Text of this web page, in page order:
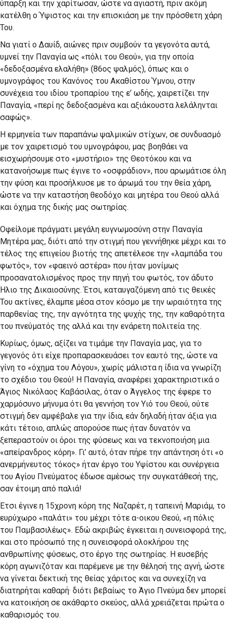
ύπαρξη και την χαρίτωσαν, ώστε να αγιαστή, πριν ακόμη
κατέλθη ο Ύψιστος και την επισκιάση με την πρόσθετη χάρη
Του.
Να γιατί ο Δαυίδ, αιώνες πριν συμβούν τα γεγονότα αυτά,
υμνεί την Παναγία ως «πόλι του Θεού», για την οποία
«δεδοξασμένα ελαλήθη» (86ος ψαλμός), όπως και ο
υμνογράφος του Κανόνος του Ακαθίστου Ύμνου, στην
συνέχεια του ιδίου τροπαρίου της ε’ ωδής, χαιρετίζει την
Παναγία, «περί ης δεδοξασμένα και αξιάκουστα λελάληνται
σαφώς».
Η ερμηνεία των παραπάνω ψαλμικών στίχων, σε συνδυασμό
με τον χαιρετισμό του υμνογράφου, μας βοηθάει να
εισχωρήσουμε στο «μυστήριο» της Θεοτόκου και να
κατανοήσωμε πως έγινε το «οσφράδιον», που αρωμάτισε όλη
την φύση και προσήλκυσε με το άρωμά του την θεία χάρη,
ώστε να την καταστήση θεοδόχο και μητέρα του Θεού αλλά
και όχημα της δικής μας σωτηρίας.
Οφείλομε πράγματι μεγάλη ευγνωμοσύνη στην Παναγία
Μητέρα μας, διότι από την στιγμή που γεννήθηκε μέχρι και το
τέλος της επιγείου βιοτής της απετέλεσε την «λαμπάδα του
φωτός», τον «φαεινό αστέρα» που ήταν μονίμως
προσανατολισμένος προς την πηγή του φωτός, τον άδυτο
Ήλιο της Δικαιοσύνης. Έτσι, καταυγαζόμενη από τις θεικές
Του ακτίνες, έλαμπε μέσα στον κόσμο με την ωραιότητα της
παρθενίας της, την αγνότητα της ψυχής της, την καθαρότητα
του πνεύματός της αλλά και την ενάρετη πολιτεία της.
Κυρίως, όμως, αξίζει να τιμάμε την Παναγία μας, για το
γεγονός ότι είχε προπαρασκευάσει τον εαυτό της, ώστε να
γίνη το «όχημα του Λόγου», χωρίς μάλιστα η ίδια να γνωρίζη
το σχέδιο του Θεού! Η Παναγία, αναφέρει χαρακτηριστικά ο
Άγιος Νικόλαος Καβάσιλας, όταν ο Άγγελος της έφερε το
χαρμόσυνο μήνυμα ότι θα γεννήση τον Υιό του Θεού, ούτε
στιγμή δεν αμφέβαλε για την ίδια, εάν δηλαδή ήταν άξια για
κάτι τέτοιο, απλώς απορούσε πως ήταν δυνατόν να
ξεπεραστούν οι όροι της φύσεως και να τεκνοποιήση μια
«απείρανδρος κόρη». Γι’ αυτό, όταν πήρε την απάντηση ότι «ο
ανερμήνευτος τόκος» ήταν έργο του Υψίστου και συνέργεια
του Αγίου Πνεύματος έδωσε αμέσως την συγκατάθεσή της,
σαν έτοιμη από παλιά!
Έτσι έγινε η 15χρονη κόρη της Ναζαρέτ, η ταπεινή Μαριάμ, το
ευρύχωρο «παλάτι» του μέχρι τότε α-οικου Θεού, «η πόλις
του Παμβασιλέως». Εδώ ακριβώς έγκειται η συνεισφορά της,
και στο πρόσωπό της η συνεισφορά ολοκλήρου της
ανθρωπίνης φύσεως, στο έργο της σωτηρίας. Η ευσεβής
κόρη αγωνιζόταν και παρέμενε με την θέλησή της αγνή, ώστε
να γίνεται δεκτική της θείας χάριτος και να συνεχίζη να
διατηρήται καθαρή· διότι βεβαίως το Άγιο Πνεύμα δεν μπορεί
να κατοικήση σε ακάθαρτο σκεύος, αλλά χρειάζεται πρώτα ο
καθαρισμός του.